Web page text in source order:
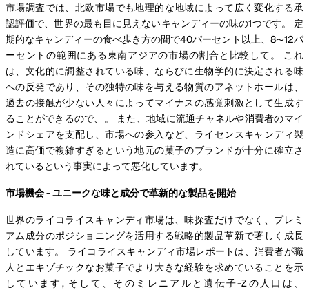
市場調査では、北欧市場でも地理的な地域によって広く変化する承
認評価で、世界の最も目に見えないキャンディーの味の1つです。 定
期的なキャンディーの食べ歩き方の間で40パーセント以上、8〜12パ
ーセントの範囲にある東南アジアの市場の割合と比較して。 これ
は、文化的に調整されている味、ならびに生物学的に決定される味
への反発であり、その独特の味を与える物質のアネットホールは、
過去の接触が少ない人々によってマイナスの感覚刺激として生成す
ることができるので、。 また、地域に流通チャネルや消費者のマイ
ンドシェアを支配し、市場への参入など、ライセンスキャンディ製
造に高価で複雑すぎるという地元の菓子のブランドが十分に確立さ
れているという事実によって悪化しています。
市場機会 - ユニークな味と成分で革新的な製品を開始
世界のライコライスキャンディ市場は、味探査だけでなく、プレミ
アム成分のポジショニングを活用する戦略的製品革新で著しく成長
しています。 ライコライスキャンディ市場レポートは、消費者が職
人とエキゾチックなお菓子でより大きな経験を求めていることを示
しています, そして、そのミレニアルと遺伝子-Zの人口は、